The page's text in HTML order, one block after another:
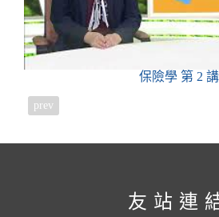
保險學 第 2 講
prev
友站連